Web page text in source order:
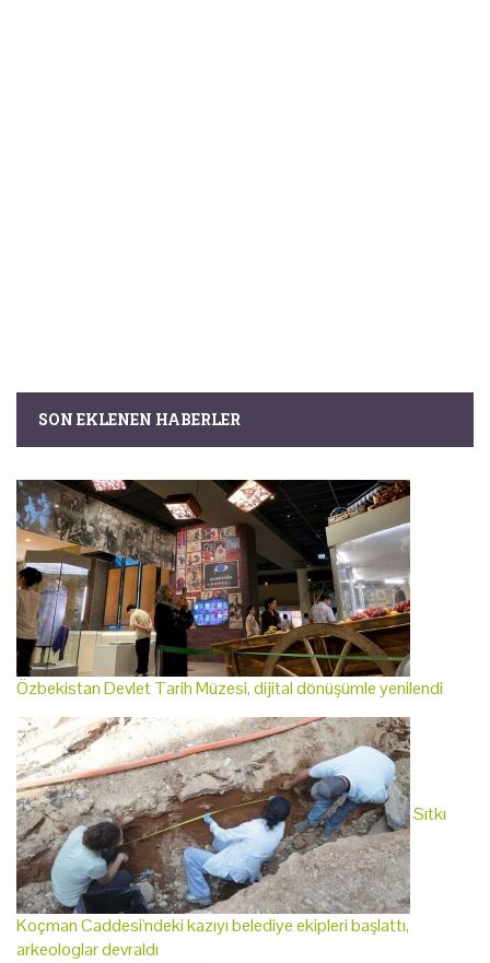
SON EKLENEN HABERLER
Özbekistan Devlet Tarih Müzesi, dijital dönüşümle yenilendi
Sıtkı
Koçman Caddesi'ndeki kazıyı belediye ekipleri başlattı,
arkeologlar devraldı